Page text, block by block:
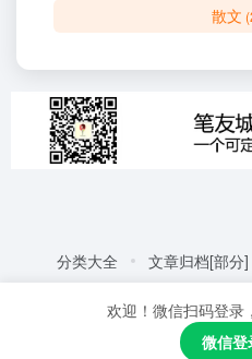
散文
分类大全 文章归档[部分]
笔友城堡 -
欢迎！微信扫码登录
微信登